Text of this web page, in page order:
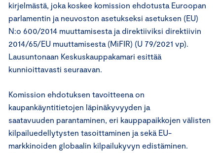
kirjelmästä, joka koskee komission ehdotusta Euroopan
parlamentin ja neuvoston asetukseksi asetuksen (EU)
N:o 600/2014 muuttamisesta ja direktiiviksi direktiivin
2014/65/EU muuttamisesta (MiFIR) (U 79/2021 vp).
Lausuntonaan Keskuskauppakamari esittää
kunnioittavasti seuraavan.
Komission ehdotuksen tavoitteena on
kaupankäyntitietojen läpinäkyvyyden ja
saatavuuden parantaminen, eri kauppapaikkojen välisten
kilpailuedellytysten tasoittaminen ja sekä EU-
markkinoiden globaalin kilpailukyvyn edistäminen.